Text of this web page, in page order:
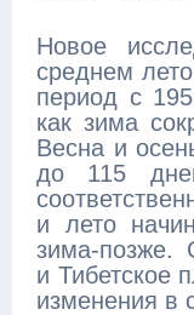
Новое
среднем
период с
как зима
Весна и
до 115
и лето
зима-позже.
и Тибетское
изменения в